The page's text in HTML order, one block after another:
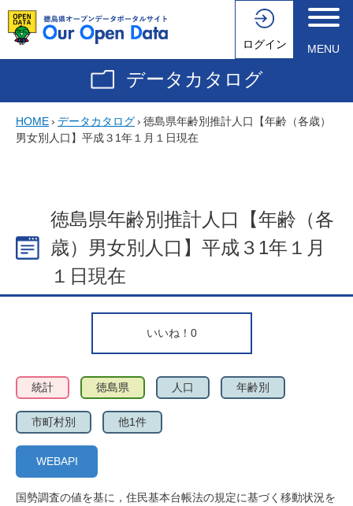
ログイン MENU
データカタログ
HOME› データカタログ› 徳島県年齢別推計人口【年齢（各歳）
男女別人口】平成３1年１月１日現在
徳島県年齢別推計人口【年齢（各
歳）男女別人口】平成３1年１月
１日現在
いいね！ 0
統計 徳島県 人口 年齢別
市町村別 他1件
WEBAPI
国勢調査の値を基に，住民基本台帳法の規定に基づく移動状況を